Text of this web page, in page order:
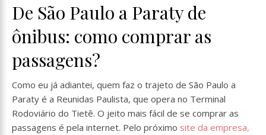
De São Paulo a Paraty de
ônibus: como comprar as
passagens?
Como eu já adiantei, quem faz o trajeto de São Paulo a
Paraty é a Reunidas Paulista, que opera no Terminal
Rodoviário do Tietê. O jeito mais fácil de se comprar as
passagens é pela internet. Pelo próximo site da empresa,